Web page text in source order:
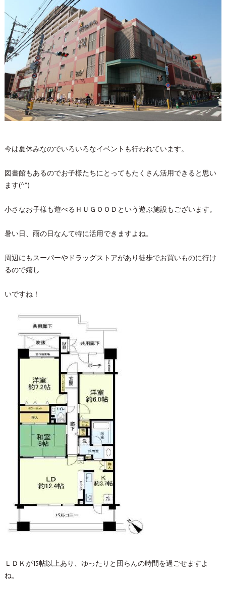
今は夏休みなのでいろいろなイベントも行われています。
図書館もあるのでお子様たちにとってもたくさん活用できると思い
ます(^^)
小さなお子様も遊べるＨＵＧＯＯＤという遊ぶ施設もございます。
暑い日、雨の日なんて特に活用できますよね。
周辺にもスーパーやドラッグストアがあり徒歩でお買いものに行け
るので嬉し
いですね！
ＬＤＫが15帖以上あり、ゆったりと団らんの時間を過ごせますよ
ね。